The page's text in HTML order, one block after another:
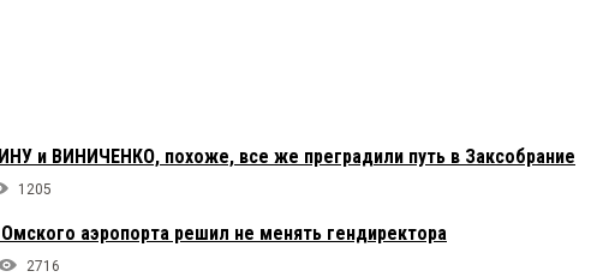
и ВИНИЧЕНКО, похоже, все же преградили путь в Заксобрание
1205
аэропорта решил не менять гендиректора
2716